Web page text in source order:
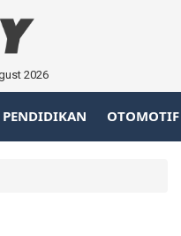
2026
PENDIDIKAN OTOMOTIF